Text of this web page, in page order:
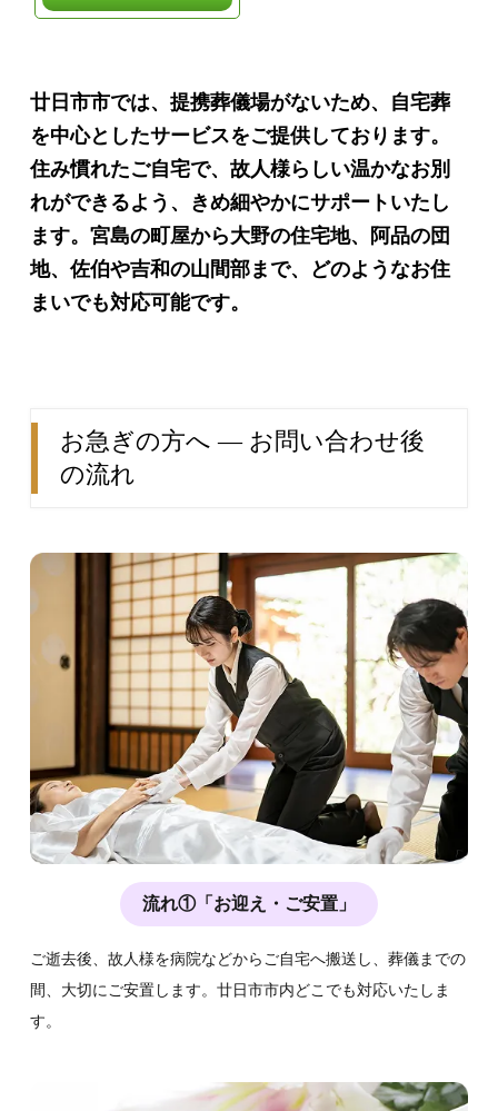
廿日市市では、提携葬儀場がないため、自宅葬
を中心としたサービスをご提供しております。
住み慣れたご自宅で、故人様らしい温かなお別
れができるよう、きめ細やかにサポートいたし
ます。宮島の町屋から大野の住宅地、阿品の団
地、佐伯や吉和の山間部まで、どのようなお住
まいでも対応可能です。
お急ぎの方へ ― お問い合わせ後
の流れ
流れ①「お迎え・ご安置」
ご逝去後、故人様を病院などからご自宅へ搬送し、葬儀までの
間、大切にご安置します。廿日市市内どこでも対応いたしま
す。